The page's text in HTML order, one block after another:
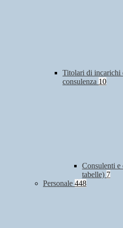
Titolari di incarichi
consulenza 10
Consulenti e
tabelle) 7
Personale 448